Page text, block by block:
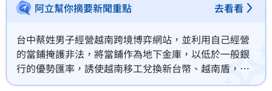
阿立幫你摘要新聞重點 去看看
台中蔡姓男子經營越南跨境博弈網站，並利用自己經營
的當鋪掩護非法，將當鋪作為地下金庫，以低於一般銀
行的優勢匯率，誘使越南移工兌換新台幣、越南盾，透
過地下匯兌賺匯差，同時將博弈獲利洗錢回台，洗錢金